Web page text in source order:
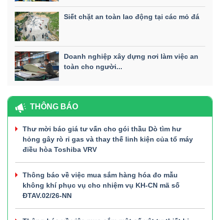
Siết chặt an toàn lao động tại các mỏ đá
Doanh nghiệp xây dựng nơi làm việc an
toàn cho người...
THÔNG BÁO
Thư mời báo giá tư vấn cho gói thầu Dò tìm hư
hỏng gây rò rỉ gas và thay thế linh kiện của tổ máy
điều hòa Toshiba VRV
Thông báo về việc mua sắm hàng hóa đo mẫu
không khí phục vụ cho nhiệm vụ KH-CN mã số
ĐTAV.02/26-NN